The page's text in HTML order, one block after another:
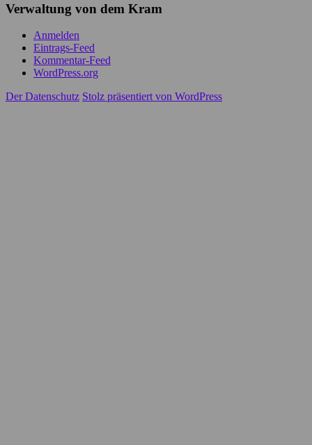
Verwaltung von dem Kram
Anmelden
Eintrags-Feed
Kommentar-Feed
WordPress.org
Der Datenschutz Stolz präsentiert von WordPress